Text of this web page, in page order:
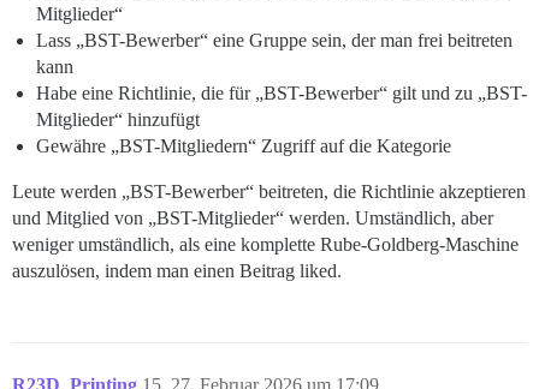
Mitglieder“
Lass „BST-Bewerber“ eine Gruppe sein, der man frei beitreten
kann
Habe eine Richtlinie, die für „BST-Bewerber“ gilt und zu „BST-
Mitglieder“ hinzufügt
Gewähre „BST-Mitgliedern“ Zugriff auf die Kategorie
Leute werden „BST-Bewerber“ beitreten, die Richtlinie akzeptieren
und Mitglied von „BST-Mitglieder“ werden. Umständlich, aber
weniger umständlich, als eine komplette Rube-Goldberg-Maschine
auszulösen, indem man einen Beitrag liked.